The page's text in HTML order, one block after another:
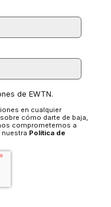
de EWTN.
en cualquier
cómo darte de baja,
comprometemos a
Política de